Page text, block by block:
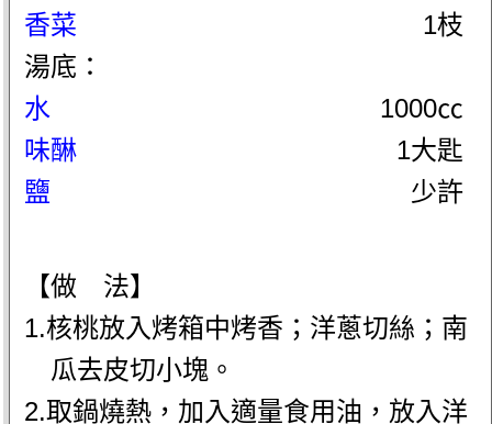
香菜
1枝
湯底：
水
1000㏄
味醂
1大匙
鹽
少許
【做 法】
1.核桃放入烤箱中烤香；洋蔥切絲；南
瓜去皮切小塊。
2.取鍋燒熱，加入適量食用油，放入洋